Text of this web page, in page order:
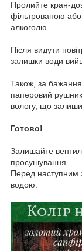
Пролийте кран-
фільтрованою
алкоголю.
Після видути
залишки води
Також, за
паперовий
вологу, що
Готово!
Залишайте
просушування.
Перед наступним
водою.